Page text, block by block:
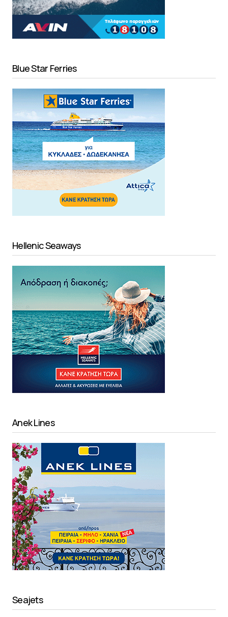
Blue Star Ferries
Hellenic Seaways
Anek Lines
Seajets